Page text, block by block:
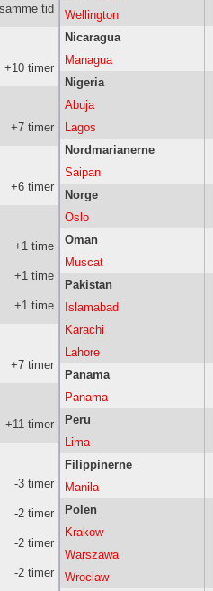
samme tid
+10 timer
+7 timer
+6 timer
+1 time
+1 time
+1 time
+7 timer
+11 timer
-3 timer
-2 timer
-2 timer
-2 timer
Wellington
Nicaragua
Managua
Nigeria
Abuja
Lagos
Nordmarianerne
Saipan
Norge
Oslo
Oman
Muscat
Pakistan
Islamabad
Karachi
Lahore
Panama
Panama
Peru
Lima
Filippinerne
Manila
Polen
Krakow
Warszawa
Wroclaw